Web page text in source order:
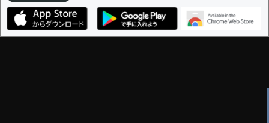
編集ガイドライン